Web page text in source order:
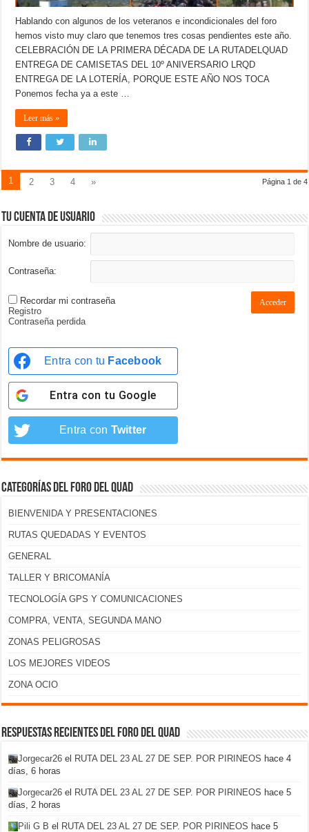
Hablando con algunos de los veteranos e incondicionales del foro
hemos visto muy claro que tenemos tres cosas pendientes este año.
CELEBRACIÓN DE LA PRIMERA DÉCADA DE LA RUTADELQUAD
ENTREGA DE CAMISETAS DEL 10º ANIVERSARIO LRQD
ENTREGA DE LA LOTERÍA, PORQUE ESTE AÑO NOS TOCA
Ponemos fecha ya a este …
Leer más »
Página 1 de 4
1 2 3 4 »
Tu cuenta de usuario
Nombre de usuario:
Contraseña:
Recordar mi contraseña Acceder
Registro
Contraseña perdida
Entra con tu Facebook
Entra con tu Google
Entra con Twitter
Categorías del foro del Quad
BIENVENIDA Y PRESENTACIONES
RUTAS QUEDADAS Y EVENTOS
GENERAL
TALLER Y BRICOMANÍA
TECNOLOGÍA GPS Y COMUNICACIONES
COMPRA, VENTA, SEGUNDA MANO
ZONAS PELIGROSAS
LOS MEJORES VIDEOS
ZONA OCIO
Respuestas recientes del foro del Quad
Jorgecar26 el RUTA DEL 23 AL 27 DE SEP. POR PIRINEOS hace 4
días, 6 horas
Jorgecar26 el RUTA DEL 23 AL 27 DE SEP. POR PIRINEOS hace 5
días, 2 horas
Pili G B el RUTA DEL 23 AL 27 DE SEP. POR PIRINEOS hace 5